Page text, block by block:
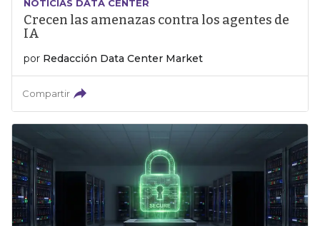
NOTICIAS DATA CENTER
Crecen las amenazas contra los agentes de
IA
por Redacción Data Center Market
Compartir